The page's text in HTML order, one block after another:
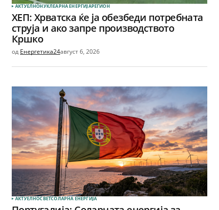
АКТУЕЛНОНУКЛЕАРНА ЕНЕРГИЈАРЕГИОН
ХЕП: Хрватска ќе ја обезбеди потребната
струја и ако запре производството
Кршко
од Енергетика24август 6, 2026
АКТУЕЛНОСВЕТСОЛАРНА EНЕРГИЈА